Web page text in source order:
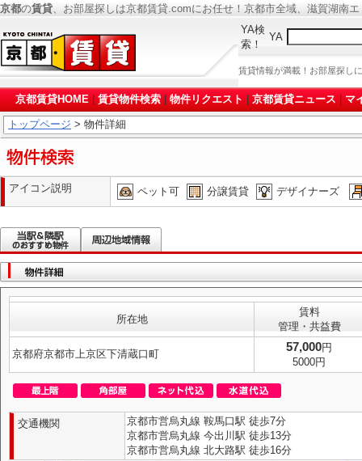
京都の賃貸、お部屋探しは京都賃貸.comにお任せ！京都市全域、滋賀湖南
YA検
索！
YA
賃貸情報が満載！お部屋探し
京都賃貸HOME 賃貸物件検索 物件リクエスト 京都賃貸ニュース マ
トップページ > 物件詳細
アイコン説明 ペット可 分譲賃貸 デザイナーズ
所在地
賃料
管理・共益費
京都府京都市上京区下清蔵口町
57,000円
5000円
交通機関
京都市営烏丸線 鞍馬口駅 徒歩7分
京都市営烏丸線 今出川駅 徒歩13分
京都市営烏丸線 北大路駅 徒歩16分